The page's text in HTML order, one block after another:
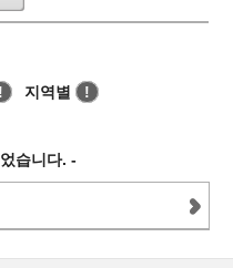
! 지역별
!
습니다. -